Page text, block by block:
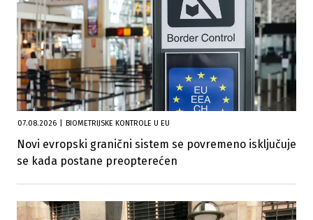
07.08.2026 BIOMETRIJSKE KONTROLE U EU
Novi evropski granični sistem se povremeno isključuje
se kada postane preopterećen